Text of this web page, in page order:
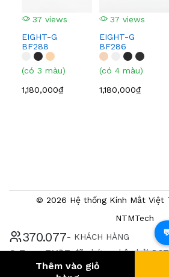
37 views
EIGHT-G
BF288
(có 3 màu)
1,180,000₫
37 views
EIGHT-G
BF286
(có 4 màu)
1,180,000₫
© 2026 Hệ thống Kính Mắt Việt
NTMTech
388.515- KHÁCH HÀNG
® Trang TMĐT đã chứng nhận bởi BCT
Thêm vào giỏ